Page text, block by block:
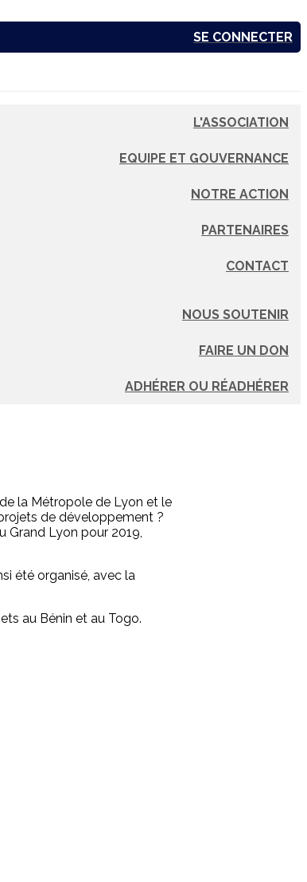
SE CONNECTER
L'ASSOCIATION
EQUIPE ET GOUVERNANCE
NOTRE ACTION
PARTENAIRES
CONTACT
NOUS SOUTENIR
FAIRE UN DON
ADHÉRER OU RÉADHÉRER
la Métropole de Lyon et le
de développement ?
Grand Lyon pour 2019,
été organisé, avec la
au Bénin et au Togo.